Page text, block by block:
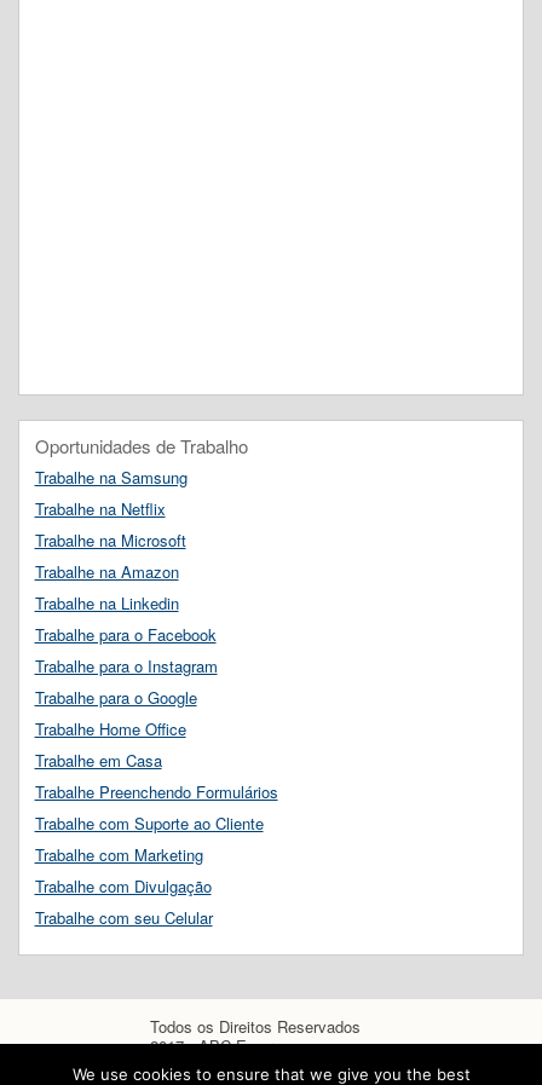
Oportunidades de Trabalho
Trabalhe na Samsung
Trabalhe na Netflix
Trabalhe na Microsoft
Trabalhe na Amazon
Trabalhe na Linkedin
Trabalhe para o Facebook
Trabalhe para o Instagram
Trabalhe para o Google
Trabalhe Home Office
Trabalhe em Casa
Trabalhe Preenchendo Formulários
Trabalhe com Suporte ao Cliente
Trabalhe com Marketing
Trabalhe com Divulgação
Trabalhe com seu Celular
Todos os Direitos Reservados
2017 - ABC Empregos
We use cookies to ensure that we give you the best